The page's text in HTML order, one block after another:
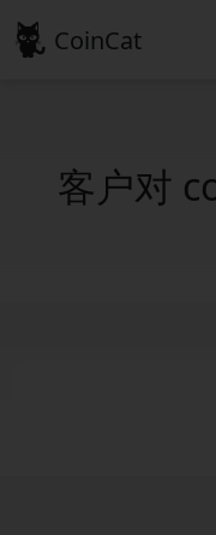
CoinCat
客户对